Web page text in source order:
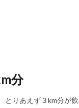
分
とりあえず３km分が